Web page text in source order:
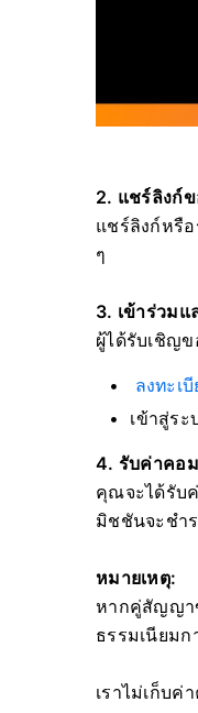
2. แชร์ลิงก์
แชร์ลิงก์หรื
ๆ
3. เข้าร่วมแ
ผู้ได้รับเชิญ
ลงทะเ
เข้าสู่ร
4. รับค่าคอ
คุณจะได้รับ
มิชชันจะชำร
หมายเหตุ:
หากคู่สัญญา
ธรรมเนียม
เราไม่เก็บ